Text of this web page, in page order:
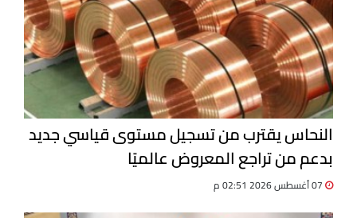
النحاس يقترب من تسجيل مستوى قياسي جديد
بدعم من تراجع المعروض عالميًا